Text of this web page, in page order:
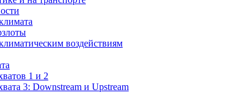
воздействиям
1 и 2
3: Downstream и Upstream